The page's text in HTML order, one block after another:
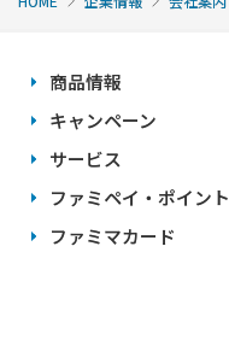
商品情報
キャンペーン
サービス
ファミペイ・ポイント
ファミマカード